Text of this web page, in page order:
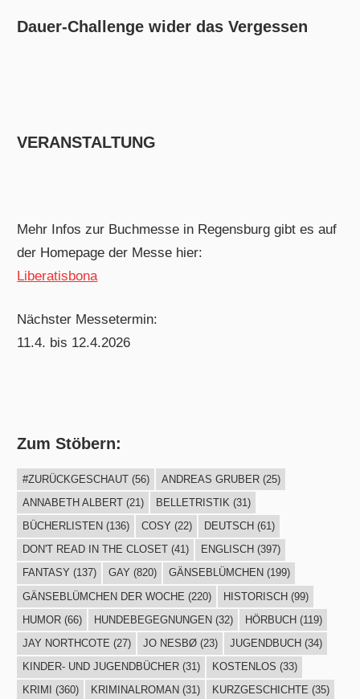
Dauer-Challenge wider das Vergessen
VERANSTALTUNG
Mehr Infos zur Buchmesse in Regensburg gibt es auf
der Homepage der Messe hier:
Liberatisbona
Nächster Messetermin:
11.4. bis 12.4.2026
Zum Stöbern:
#ZURÜCKGESCHAUT(56) ANDREAS GRUBER(25)
ANNABETH ALBERT(21) BELLETRISTIK (31)
BÜCHERLISTEN (136) COSY (22) DEUTSCH (61)
DON'T READ IN THE CLOSET(41) ENGLISCH (397)
FANTASY (137) GAY (820) GÄNSEBLÜMCHEN (199)
GÄNSEBLÜMCHEN DER WOCHE (220) HISTORISCH(99)
HUMOR(66) HUNDEBEGEGNUNGEN (32) HÖRBUCH (119)
JAY NORTHCOTE (27) JO NESBØ(23) JUGENDBUCH (34)
KINDER- UND JUGENDBÜCHER(31) KOSTENLOS (33)
KRIMI
(360) KRIMINALROMAN (31) KURZGESCHICHTE (35)